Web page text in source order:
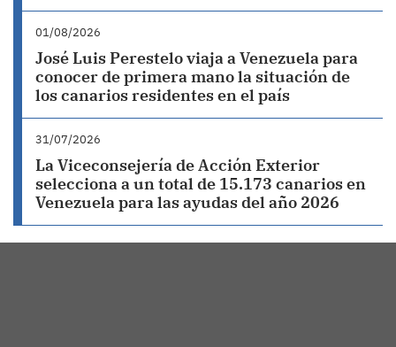
01/08/2026
José Luis Perestelo viaja a Venezuela para
conocer de primera mano la situación de
los canarios residentes en el país
31/07/2026
La Viceconsejería de Acción Exterior
selecciona a un total de 15.173 canarios en
Venezuela para las ayudas del año 2026